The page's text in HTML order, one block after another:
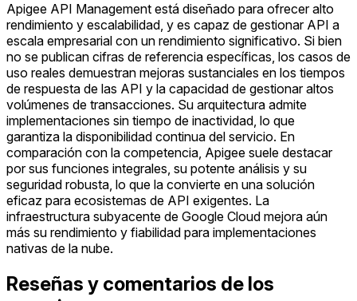
Apigee API Management está diseñado para ofrecer alto
rendimiento y escalabilidad, y es capaz de gestionar API a
escala empresarial con un rendimiento significativo. Si bien
no se publican cifras de referencia específicas, los casos de
uso reales demuestran mejoras sustanciales en los tiempos
de respuesta de las API y la capacidad de gestionar altos
volúmenes de transacciones. Su arquitectura admite
implementaciones sin tiempo de inactividad, lo que
garantiza la disponibilidad continua del servicio. En
comparación con la competencia, Apigee suele destacar
por sus funciones integrales, su potente análisis y su
seguridad robusta, lo que la convierte en una solución
eficaz para ecosistemas de API exigentes. La
infraestructura subyacente de Google Cloud mejora aún
más su rendimiento y fiabilidad para implementaciones
nativas de la nube.
Reseñas y comentarios de los